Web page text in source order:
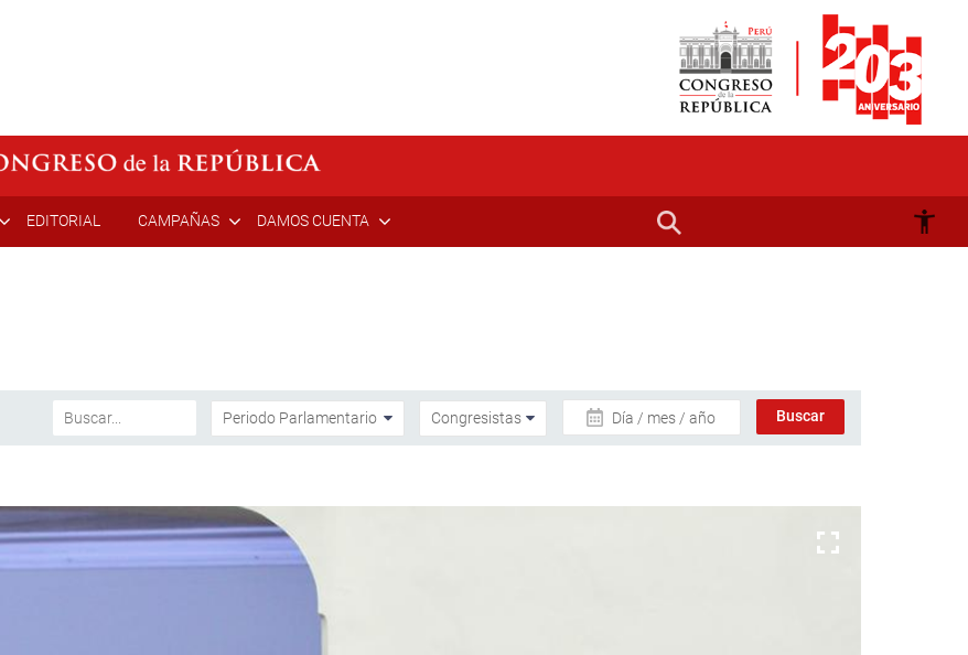
EDITORIAL CAMPAÑAS DAMOS CUENTA
Día / mes / año